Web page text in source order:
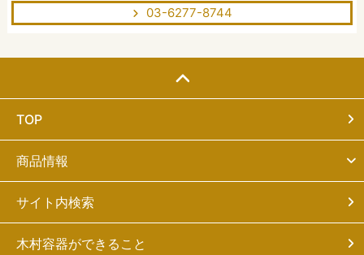
03-6277-8744
TOP
商品情報
サイト内検索
木村容器ができること